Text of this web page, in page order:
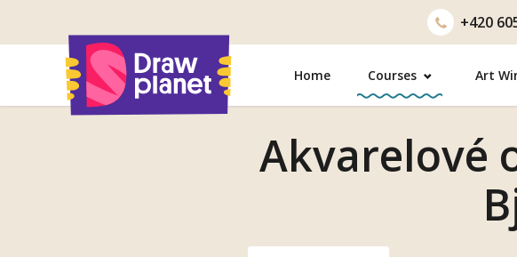
+420
Home Courses Art
Akvarelové